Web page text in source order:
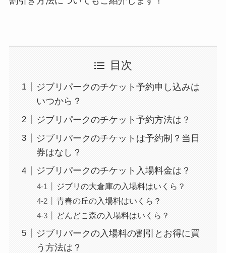
目次
ジブリパークのチケット予約申し込みは
いつから？
ジブリパークのチケット予約方法は？
ジブリパークのチケットは予約制？当日
券はなし？
ジブリパークのチケット入場料金は？
ジブリの大倉庫の入場料はいくら？
青春の丘の入場料はいくら？
どんどこ森の入場料はいくら？
ジブリパークの入場料の割引とお得に買
う方法は？